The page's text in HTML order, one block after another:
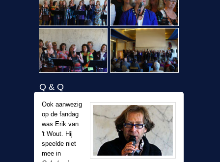
Q & Q
Ook aanwezig
op de fandag
was Erik van
't Wout. Hij
speelde niet
mee in